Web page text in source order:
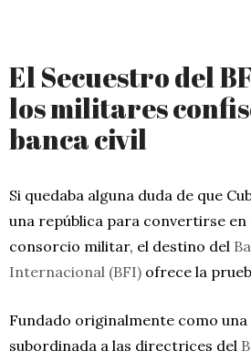
El Secuestro del
los militares
banca civil
Si quedaba alguna duda de que
una república para convertirse en
consorcio militar, el destino del
Internacional (BFI) ofrece la
Fundado originalmente como
subordinada a las directrices del